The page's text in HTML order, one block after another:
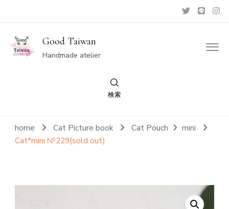
Good Taiwan
Handmade atelier
検索
home Cat Picture book Cat Pouch
mini
Cat*mini №229(sold out)